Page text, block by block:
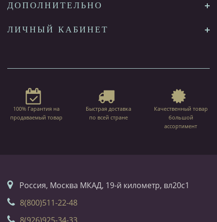
ДОПОЛНИТЕЛЬНО
ЛИЧНЫЙ КАБИНЕТ
100% Гарантия на
продаваемый товар
Быстрая доставка
по всей стране
Качественный товар
большой
ассортимент
Россия, Москва МКАД, 19-й километр, вл20с1
8(800)511-22-48